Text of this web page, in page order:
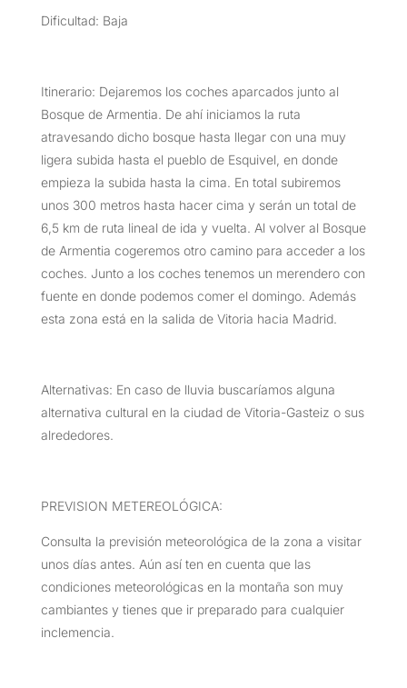
Dificultad: Baja
Itinerario: Dejaremos los coches aparcados junto al
Bosque de Armentia. De ahí iniciamos la ruta
atravesando dicho bosque hasta llegar con una muy
ligera subida hasta el pueblo de Esquivel, en donde
empieza la subida hasta la cima. En total subiremos
unos 300 metros hasta hacer cima y serán un total de
6,5 km de ruta lineal de ida y vuelta. Al volver al Bosque
de Armentia cogeremos otro camino para acceder a los
coches. Junto a los coches tenemos un merendero con
fuente en donde podemos comer el domingo. Además
esta zona está en la salida de Vitoria hacia Madrid.
Alternativas: En caso de lluvia buscaríamos alguna
alternativa cultural en la ciudad de Vitoria-Gasteiz o sus
alrededores.
PREVISION METEREOLÓGICA:
Consulta la previsión meteorológica de la zona a visitar
unos días antes. Aún así ten en cuenta que las
condiciones meteorológicas en la montaña son muy
cambiantes y tienes que ir preparado para cualquier
inclemencia.